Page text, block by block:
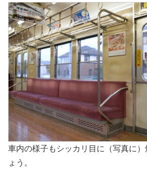
車内の様子もシッカリ目に（写真に
ょう。